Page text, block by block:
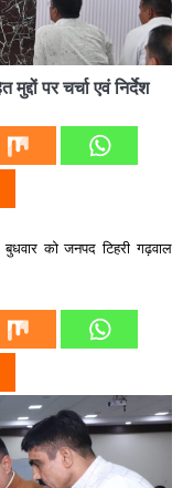
पर चर्चा एवं निर्देश
को जनपद टिहरी गढ़वाल